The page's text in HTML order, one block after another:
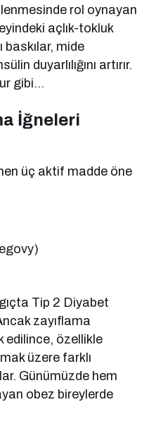
rol oynayan
açlık-tokluk
baskılar, mide
duyarlılığını artırır.
gibi…
İğneleri
üç aktif madde öne
Tip 2 Diyabet
zayıflama
edilince, özellikle
üzere farklı
Günümüzde hem
obez bireylerde